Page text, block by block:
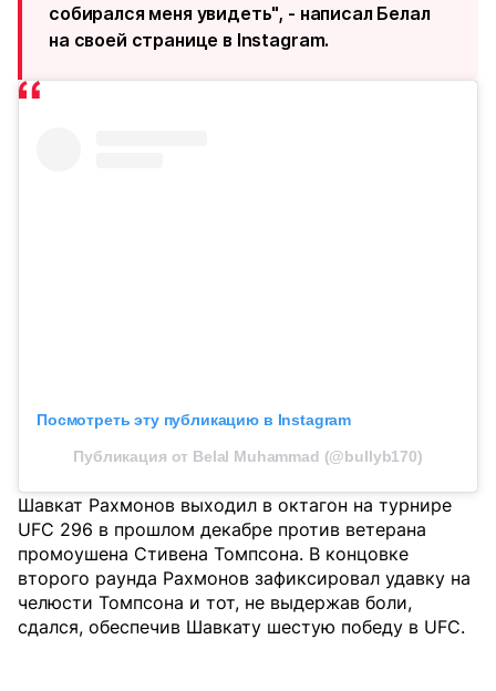
собирался меня увидеть", - написал Белал
на своей странице в Instagram.
Посмотреть эту публикацию в Instagram
Публикация от Belal Muhammad (@bullyb170)
Шавкат Рахмонов выходил в октагон на турнире
UFC 296 в прошлом декабре против ветерана
промоушена Стивена Томпсона. В концовке
второго раунда Рахмонов зафиксировал удавку на
челюсти Томпсона и тот, не выдержав боли,
сдался, обеспечив Шавкату шестую победу в UFC.